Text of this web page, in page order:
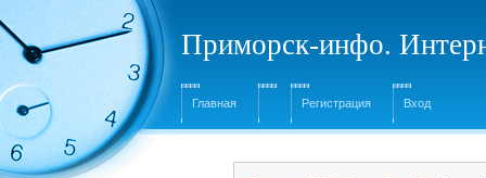
Приморск-инфо.
Главная Регистрация Вход